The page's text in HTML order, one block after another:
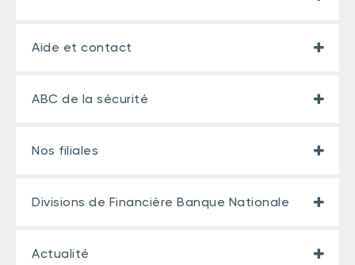
Aide et contact
ABC de la sécurité
Nos filiales
Divisions de Financière Banque Nationale
Actualité